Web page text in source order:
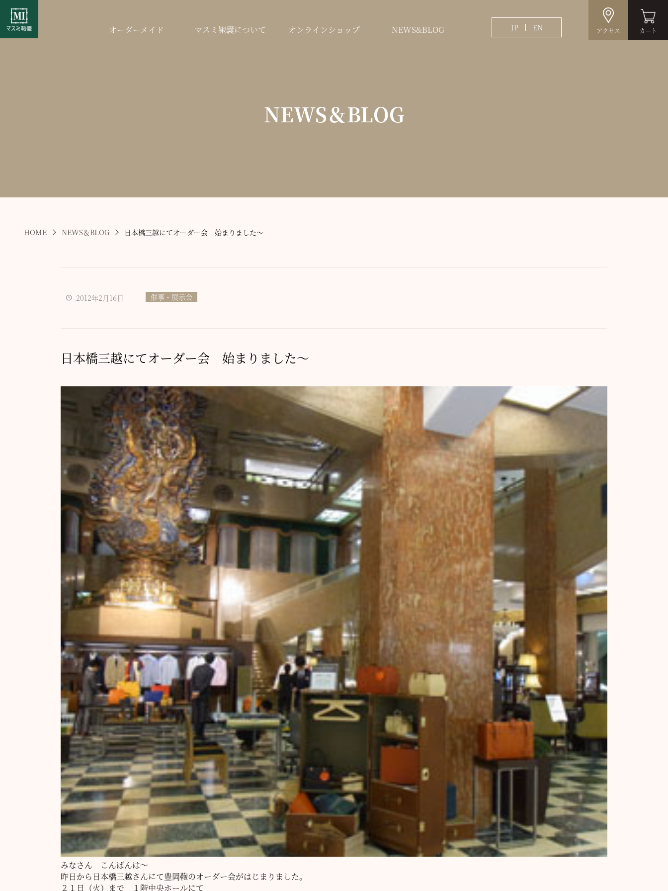
オーダーメイド マスミ鞄嚢について オンラインショップ NEWS&BLOG JP EN アクセス カート
NEWS＆BLOG
HOME NEWS＆BLOG 日本橋三越にてオーダー会 始まりました～
2012年2月16日 催事・展示会
日本橋三越にてオーダー会 始まりました～
みなさん こんばんは～
昨日から日本橋三越さんにて豊岡鞄のオーダー会がはじまりました。
２１日（火）まで １階中央ホールにて